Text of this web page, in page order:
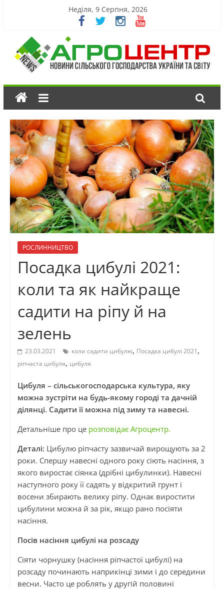
Неділя, 9 Серпня, 2026
РОСЛИННИЦТВО
Посадка цибулі 2021:
коли та як найкраще
садити на ріпу й на
зелень
23.03.2021 коли садити цибулю, Посадка цибулі 2021,
ріпчаста цибуля, цибуля
Цибуля – сільськогосподарська культура, яку
можна зустріти на будь-якому городі та дачній
ділянці. Садити її можна під зиму та навесні.
Детальніше про це розповідає Агроцентр.
Деталі: Цибулю ріпчасту зазвичай вирощують за 2
роки. Спершу навесні одного року сіють насіння, з
якого виростає сіянка (дрібні цибулинки). Навесні
наступного року її садять у відкритий грунт і
восени збирають велику ріпу. Однак виростити
цибулини можна й за рік, якщо рано посіяти
насіння.
Посів насіння цибулі на розсаду
Сіяти чорнушку (насіння ріпчастої цибулі) на
розсаду починають наприкінці зими і до середини
весни. Часто це роблять у другій половині